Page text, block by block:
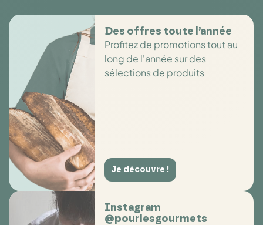
Des offres toute l’année
Profitez de promotions tout au
long de l'année sur des
sélections de produits
Je découvre !
Instagram
@pourlesgourmets